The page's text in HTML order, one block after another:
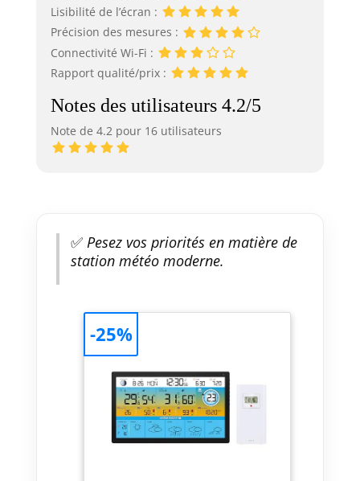
Lisibilité de l’écran :
Précision des mesures :
Connectivité Wi-Fi :
Rapport qualité/prix :
Notes des utilisateurs 4.2/5
Note de 4.2 pour 16 utilisateurs
✅Pesez vos priorités en matière de
station météo moderne.
-25%